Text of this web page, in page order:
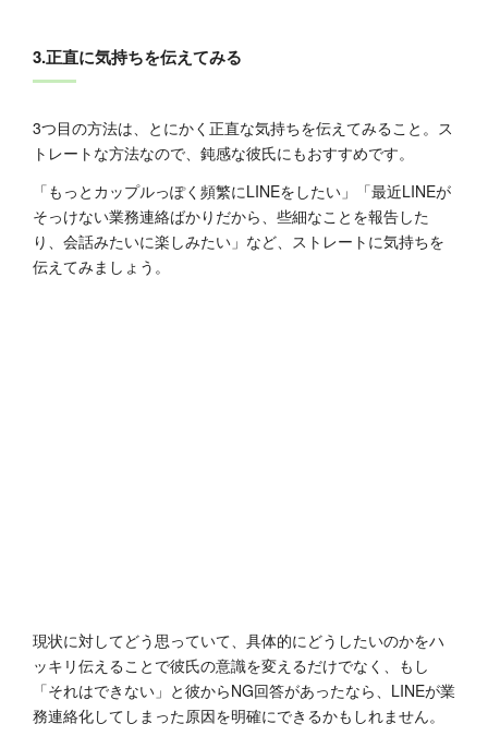
3.正直に気持ちを伝えてみる
3つ目の方法は、とにかく正直な気持ちを伝えてみること。ス
トレートな方法なので、鈍感な彼氏にもおすすめです。
「もっとカップルっぽく頻繁にLINEをしたい」「最近LINEが
そっけない業務連絡ばかりだから、些細なことを報告した
り、会話みたいに楽しみたい」など、ストレートに気持ちを
伝えてみましょう。
現状に対してどう思っていて、具体的にどうしたいのかをハ
ッキリ伝えることで彼氏の意識を変えるだけでなく、もし
「それはできない」と彼からNG回答があったなら、LINEが業
務連絡化してしまった原因を明確にできるかもしれません。